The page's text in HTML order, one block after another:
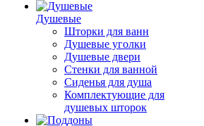
Душевые
Шторки для ванн
Душевые уголки
Душевые двери
Стенки для ванной
Сиденья для душа
Комплектующие для
душевых шторок